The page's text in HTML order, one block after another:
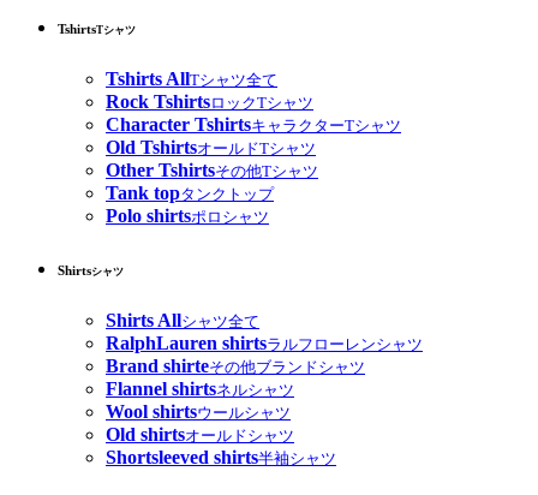
TshirtsTシャツ
Tshirts AllTシャツ全て
Rock TshirtsロックTシャツ
Character TshirtsキャラクターTシャツ
Old TshirtsオールドTシャツ
Other Tshirtsその他Tシャツ
Tank topタンクトップ
Polo shirtsポロシャツ
Shirtsシャツ
Shirts Allシャツ全て
RalphLauren shirtsラルフローレンシャツ
Brand shirteその他ブランドシャツ
Flannel shirtsネルシャツ
Wool shirtsウールシャツ
Old shirtsオールドシャツ
Shortsleeved shirts半袖シャツ